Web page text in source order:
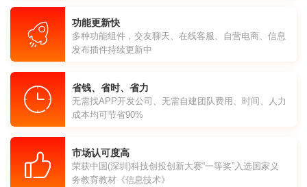
功能更新快
多种功能组件，交友聊天、在线客服、自营电商、信息
发布插件持续更新中
省钱、省时、省力
无需找APP开发公司、无需自建团队费用、时间、人力
成本均可节省90%
市场认可度高
荣获中国(深圳)科技创投创新大赛“一等奖”入选国家义
务教育教材《信息技术》